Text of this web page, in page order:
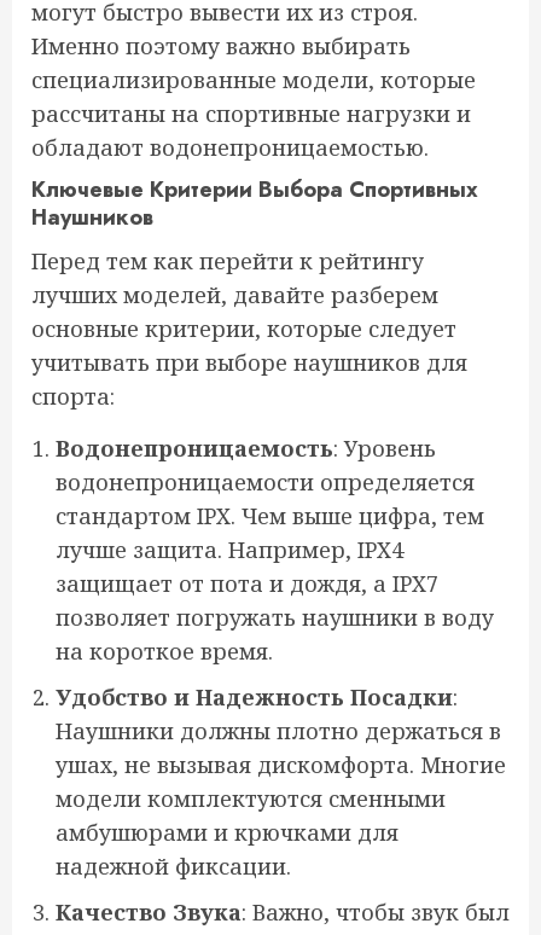
могут быстро вывести их из строя.
Именно поэтому важно выбирать
специализированные модели, которые
рассчитаны на спортивные нагрузки и
обладают водонепроницаемостью.
Ключевые Критерии Выбора Спортивных
Наушников
Перед тем как перейти к рейтингу
лучших моделей, давайте разберем
основные критерии, которые следует
учитывать при выборе наушников для
спорта:
Водонепроницаемость: Уровень
водонепроницаемости определяется
стандартом IPX. Чем выше цифра, тем
лучше защита. Например, IPX4
защищает от пота и дождя, а IPX7
позволяет погружать наушники в воду
на короткое время.
Удобство и Надежность Посадки:
Наушники должны плотно держаться в
ушах, не вызывая дискомфорта. Многие
модели комплектуются сменными
амбушюрами и крючками для
надежной фиксации.
Качество Звука: Важно, чтобы звук был